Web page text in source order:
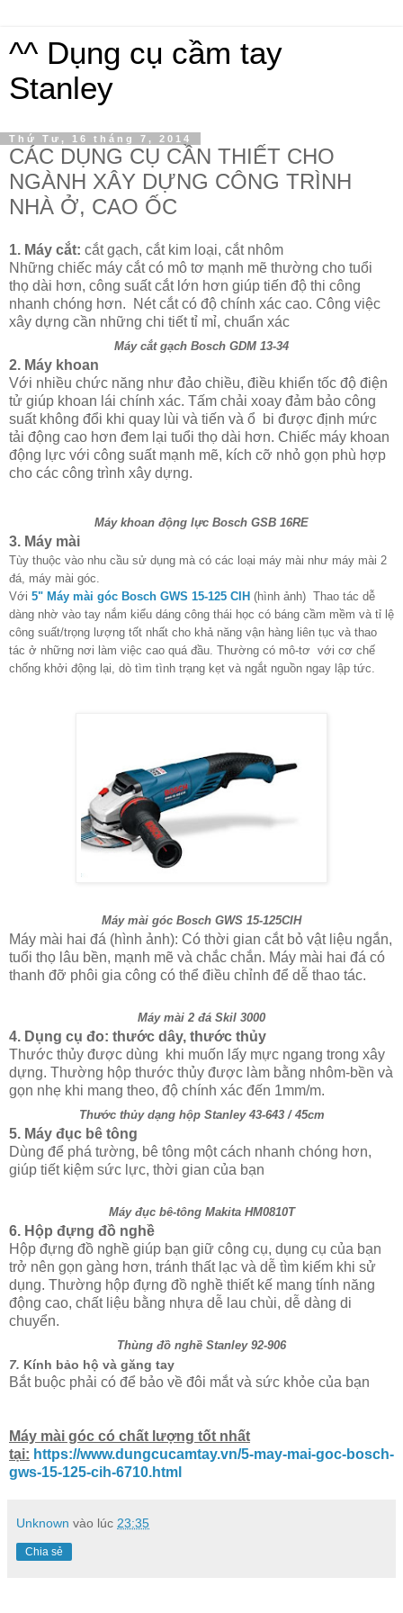
^^ Dụng cụ cầm tay
Stanley
Thứ Tư, 16 tháng 7, 2014
CÁC DỤNG CỤ CẦN THIẾT CHO
NGÀNH XÂY DỰNG CÔNG TRÌNH
NHÀ Ở, CAO ỐC
1. Máy cắt: cắt gạch, cắt kim loại, cắt nhôm
Những chiếc máy cắt có mô tơ mạnh mẽ thường cho tuổi
thọ dài hơn, công suất cắt lớn hơn giúp tiến độ thi công
nhanh chóng hơn. Nét cắt có độ chính xác cao. Công việc
xây dựng cần những chi tiết tỉ mỉ, chuẩn xác
Máy cắt gạch Bosch GDM 13-34
2. Máy khoan
Với nhiều chức năng như đảo chiều, điều khiển tốc độ điện
tử giúp khoan lái chính xác. Tấm chải xoay đảm bảo công
suất không đổi khi quay lùi và tiến và ổ bi được định mức
tải động cao hơn đem lại tuổi thọ dài hơn. Chiếc máy khoan
động lực với công suất mạnh mẽ, kích cỡ nhỏ gọn phù hợp
cho các công trình xây dựng.
Máy khoan động lực Bosch GSB 16RE
3. Máy mài
Tùy thuộc vào nhu cầu sử dụng mà có các loại máy mài như máy mài 2
đá, máy mài góc.
Với 5" Máy mài góc Bosch GWS 15-125 CIH (hình ảnh) Thao tác dễ
dàng nhờ vào tay nắm kiểu dáng công thái học có báng cầm mềm và tỉ lệ
công suất/trọng lượng tốt nhất cho khả năng vận hàng liên tục và thao
tác ở những nơi làm việc cao quá đầu. Thường có mô-tơ với cơ chế
chống khởi động lại, dò tìm tình trạng kẹt và ngắt nguồn ngay lập tức.
Máy mài góc Bosch GWS 15-125CIH
Máy mài hai đá (hình ảnh): Có thời gian cắt bỏ vật liệu ngắn,
tuổi thọ lâu bền, mạnh mẽ và chắc chắn. Máy mài hai đá có
thanh đỡ phôi gia công có thể điều chỉnh để dễ thao tác.
Máy mài 2 đá Skil 3000
4. Dụng cụ đo: thước dây, thước thủy
Thước thủy được dùng khi muốn lấy mực ngang trong xây
dựng. Thường hộp thước thủy được làm bằng nhôm-bền và
gọn nhẹ khi mang theo, độ chính xác đến 1mm/m.
Thước thủy dạng hộp Stanley 43-643 / 45cm
5. Máy đục bê tông
Dùng để phá tường, bê tông một cách nhanh chóng hơn,
giúp tiết kiệm sức lực, thời gian của bạn
Máy đục bê-tông Makita HM0810T
6. Hộp đựng đồ nghề
Hộp đựng đồ nghề giúp bạn giữ công cụ, dụng cụ của bạn
trở nên gọn gàng hơn, tránh thất lạc và dễ tìm kiếm khi sử
dụng. Thường hộp đựng đồ nghề thiết kế mang tính năng
động cao, chất liệu bằng nhựa dễ lau chùi, dễ dàng di
chuyển.
Thùng đồ nghề Stanley 92-906
7. Kính bảo hộ và găng tay
Bắt buộc phải có để bảo về đôi mắt và sức khỏe của bạn
Máy mài góc có chất lượng tốt nhất
tại: https://www.dungcucamtay.vn/5-may-mai-goc-bosch-
gws-15-125-cih-6710.html
Unknown vào lúc 23:35
Chia sẻ